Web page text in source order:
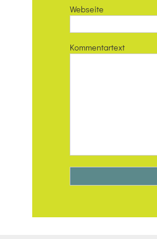
Webseite
Kommentartext